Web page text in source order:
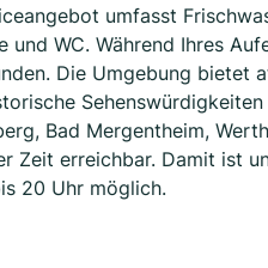
umfasst
und WC. Während Ihres
Die Umgebung bietet
Bad Mergentheim,
Zeit erreichbar. Damit ist
20 Uhr möglich.